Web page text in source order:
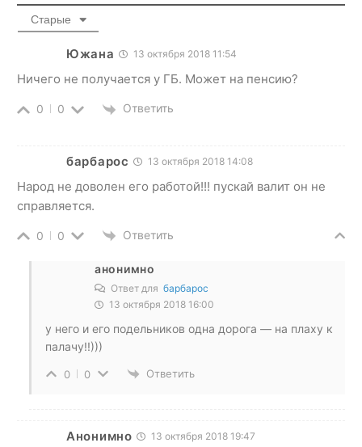
Старые
Южана 13 октября 2018 11:54
Ничего не получается у ГБ. Может на пенсию?
0 0 Ответить
барбарос 13 октября 2018 14:08
Народ не доволен его работой!!! пускай валит он не
справляется.
0 0 Ответить
анонимно
Ответ для барбарос
13 октября 2018 16:00
у него и его подельников одна дорога — на плаху к
палачу!!)))
0 0 Ответить
Анонимно 13 октября 2018 19:47